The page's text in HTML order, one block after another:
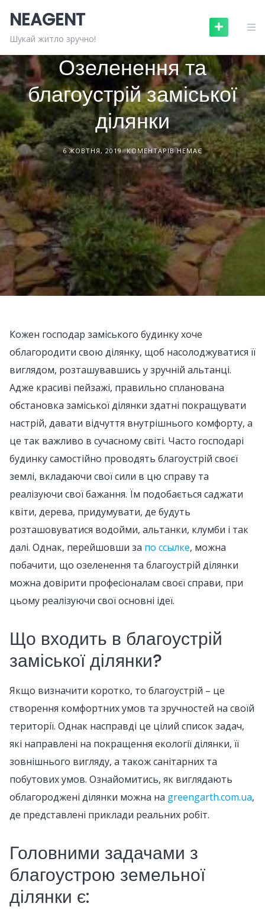
content
NEAGENT
Шукай житло зручно!ЛАНДШАФТНИЙ ДИЗАЙН
Озеленення та
благоустрій заміської
ділянки
6 ЖОВТНЯ, 2019 КОМЕНТАРІВ НЕМАЄ
Кожен господар заміського будинку хоче
облагородити свою ділянку, щоб насолоджуватися її
виглядом, розташувавшись у зручній альтанці.
Адже красиві пейзажі, правильно спланована
обстановка заміської ділянки здатні покращувати
настрій, давати відчуття внутрішнього комфорту, а
це так важливо в сучасному світі. Часто господарі
будинку самостійно проводять благоустрій своєї
землі, вкладаючи свої сили в цю справу та
реалізуючи свої бажання. Їм подобається саджати
квіти, дерева, придумувати, де будуть
розташовуватися водойми, альтанки, клумби і так
далі. Однак, перейшовши за по ссылке, можна
побачити, що озеленення та благоустрій ділянки
можна довірити професіоналам своєї справи, при
цьому реалізуючи свої основні ідеї.
Що входить в благоустрій
заміської ділянки?
Якщо визначити коротко, то благоустрій – це
створення комфортних умов та зручностей на своїй
території. Однак насправді це цілий список задач,
які направлені на покращення екології ділянки, її
зовнішнього вигляду, а також санітарних та
побутових умов. Ознайомитись, як виглядають
облагороджені ділянки можна на greengarth.com.ua,
де представлені приклади реальних робіт.
Головними задачами з
благоустрою земельної
ділянки є: